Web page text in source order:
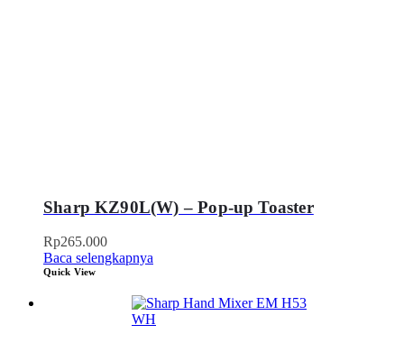
Sharp KZ90L(W) – Pop-up Toaster
Rp265.000
Baca selengkapnya
Quick View